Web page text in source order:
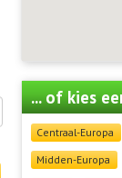
... of kies
Centraal-Europa
Midden-Europa